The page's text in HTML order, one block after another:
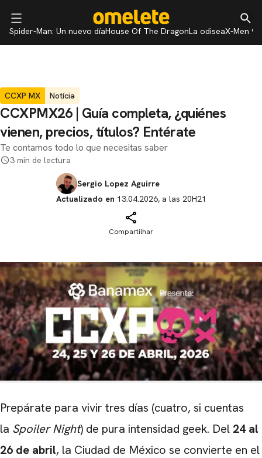
Spider-Man: Un nuevo díaHouse Of The DragonLa odiseaX-Men 97
CCXP MX Notícia
CCXPMX26 | Guía completa, ¿quiénes
vienen, precios, títulos? Entérate
Te contamos todo lo que necesitas saber
3 min de lectura
Sergio Lopez Aguirre
Actualizado en 13.04.2026, a las 20H21
Compartilhar
Prepárate para vivir tres días (cuatro, si cuentas
la Spoiler Night) de pura intensidad geek. Del 24 al
26 de abril, la Ciudad de México se convierte en el